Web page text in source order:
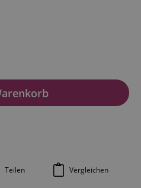
Teilen Vergleichen